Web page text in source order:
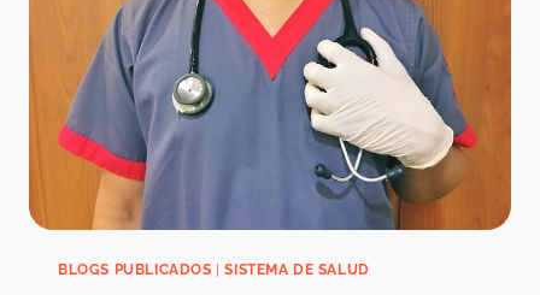
RESOLUCIÓN
2366
DE
2023
¿QUÉ
CAMBIÓ?
BLOGS PUBLICADOS |SISTEMA DE SALUD